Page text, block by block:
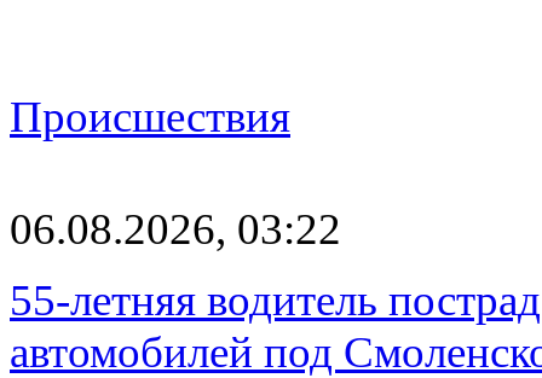
Происшествия
06.08.2026, 03:22
55-летняя водитель
автомобилей под